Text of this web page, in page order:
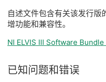
自述文件包含有关该发行版
增功能和兼容性。
NI ELVIS III Software
已知问题和错误